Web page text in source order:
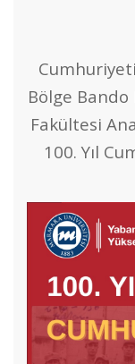
Bölge Bando
Fakültesi
100. Yıl